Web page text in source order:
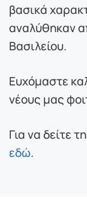
βασικά
αναλύθηκαν
Βασιλείου.
Ευχόμαστε
νέους μας
Για να δείτε
εδώ.